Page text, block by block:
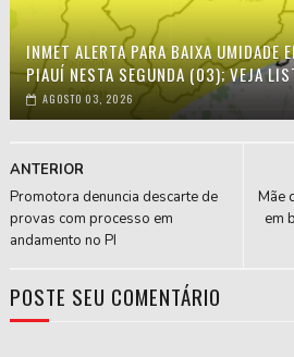
INMET ALERTA PARA BAIXA UMIDADE
PIAUÍ NESTA SEGUNDA (03); VEJA
AGOSTO 03, 2026
Mãe
em
ANTERIOR
Promotora denuncia descarte de
provas com processo em
andamento no PI
POSTE SEU COMENTÁRIO